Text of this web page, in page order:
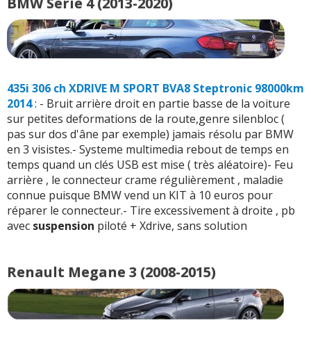
435i 306 ch XDRIVE M SPORT BVA8 Steptronic 98000km
2014: - Bruit arrière droit en partie basse de la voiture
sur petites deformations de la route,genre silenbloc (
pas sur dos d'âne par exemple) jamais résolu par BMW
en 3 visistes.- Systeme multimedia rebout de temps en
temps quand un clés USB est mise ( très aléatoire)- Feu
arrière , le connecteur crame régulièrement , maladie
connue puisque BMW vend un KIT à 10 euros pour
réparer le connecteur.- Tire excessivement à droite , pb
avec suspension piloté + Xdrive, sans solution
Renault Megane 3 (2008-2015)